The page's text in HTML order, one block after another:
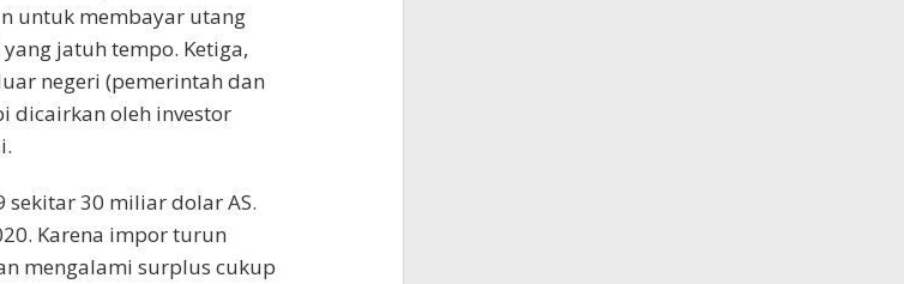
untuk membayar utang
jatuh tempo. Ketiga,
negeri (pemerintah dan
dicairkan oleh investor
30 miliar dolar AS.
Karena impor turun
mengalami surplus cukup